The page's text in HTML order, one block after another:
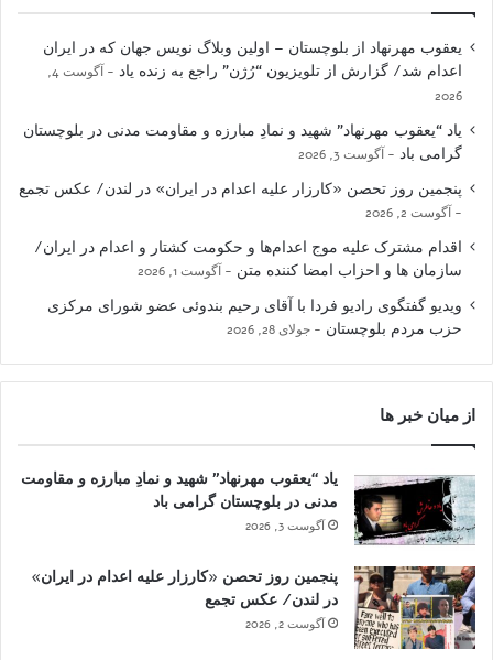
یعقوب مهرنهاد از بلوچستان – اولین وبلاگ نویس جهان که در ایران
اعدام شد/ گزارش از تلویزیون “رُژن” راجع به زنده یاد
آگوست 4,
2026
یاد “یعقوب مهرنهاد” شهید و نمادِ مبارزه و مقاومت مدنی در بلوچستان
گرامی باد
آگوست 3, 2026
پنجمین روز تحصن «کارزار علیه اعدام در ایران» در لندن/ عکس تجمع
آگوست 2, 2026
اقدام مشترک علیه موج اعدام‌ها و حکومت کشتار و اعدام در ایران/
سازمان ها و احزاب امضا کننده متن
آگوست 1, 2026
ویدیو گفتگوی رادیو فردا با آقای رحیم بندوئی عضو شورای مرکزی
حزب مردم بلوچستان
جولای 28, 2026
از میان خبر ها
یاد “یعقوب مهرنهاد” شهید و نمادِ مبارزه و مقاومت
مدنی در بلوچستان گرامی باد
آگوست 3, 2026
پنجمین روز تحصن «کارزار علیه اعدام در ایران»
در لندن/ عکس تجمع
آگوست 2, 2026